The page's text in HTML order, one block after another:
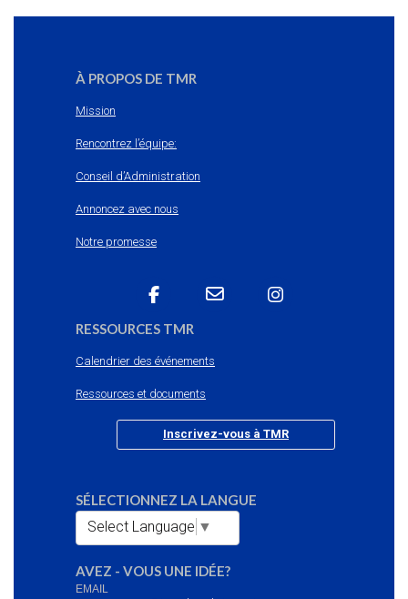
À PROPOS DE TMR
Mission
Rencontrez l’équipe:
Conseil d’Administration
Annoncez avec nous
Notre promesse
RESSOURCES TMR
Calendrier des événements
Ressources et documents
Inscrivez-vous à TMR
SÉLECTIONNEZ LA LANGUE
Select Language ▼
AVEZ - VOUS UNE IDÉE?
EMAIL